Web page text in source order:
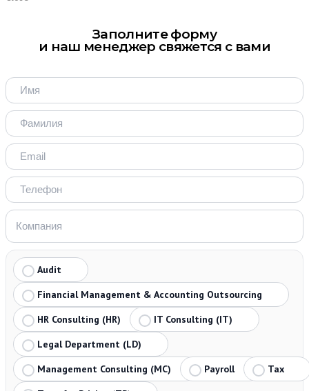
Заполните форму
и наш менеджер свяжется с вами
Audit
Financial Management & Accounting Outsourcing
HR Consulting (HR)
IT Consulting (IT)
Legal Department (LD)
Management Consulting (MC)
Payroll
Tax